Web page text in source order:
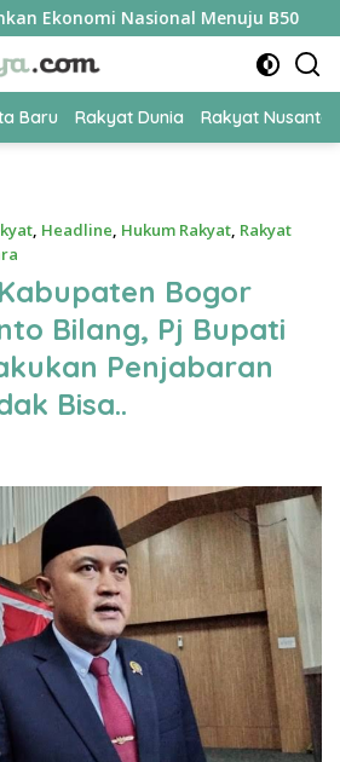
Nasional Menuju B50
Baru Rakyat Dunia Rakyat
, Headline, Hukum Rakyat, Rakyat
Bogor
Bilang, Pj Bupati
Penjabaran
Bisa..